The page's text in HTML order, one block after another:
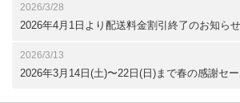
2026/3/28
2026年4月1日より配送料金割引終了のお知らせ
2026/3/13
2026年3月14日(土)〜22日(日)まで春の感謝セー